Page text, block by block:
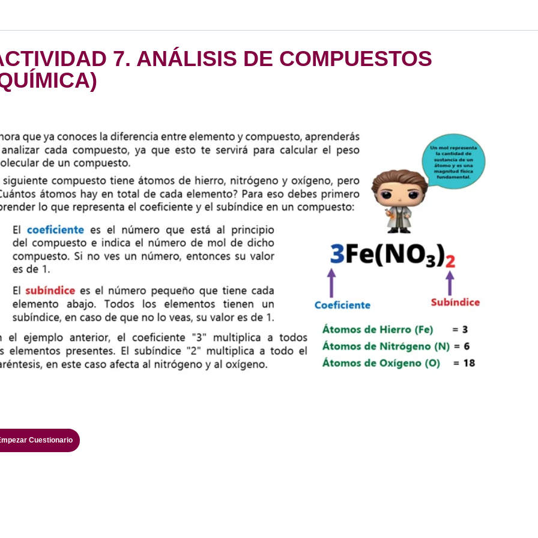
7. ANÁLISIS DE COMPUESTOS